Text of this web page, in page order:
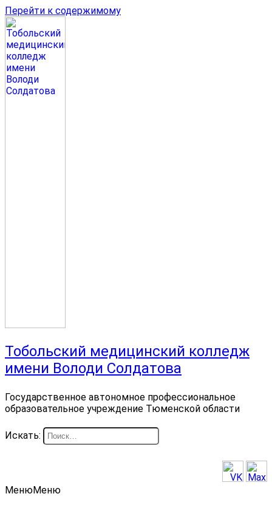
Перейти к содержимому
Тобольский медицинский колледж
имени Володи Солдатова
Государственное автономное профессиональное
образовательное учреждение Тюменской области
Искать:
МенюМеню